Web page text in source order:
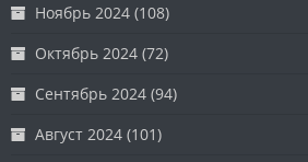
Ноябрь 2024(108)
Октябрь 2024(72)
Сентябрь 2024(94)
Август 2024(101)